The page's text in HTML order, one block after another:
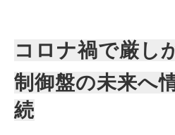
コロナ禍で厳し
制御盤の未来へ
続